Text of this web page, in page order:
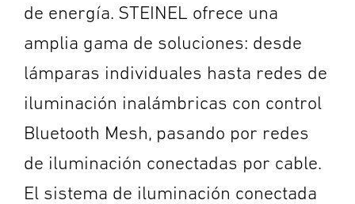
de energía. STEINEL ofrece una
amplia gama de soluciones: desde
lámparas individuales hasta redes de
iluminación inalámbricas con control
Bluetooth Mesh, pasando por redes
de iluminación conectadas por cable.
El sistema de iluminación conectada